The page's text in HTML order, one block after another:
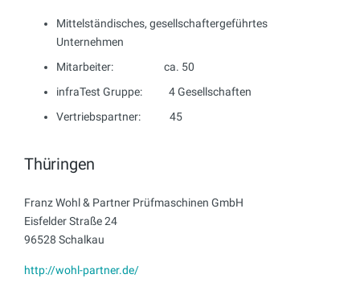
Mittelständisches, gesellschafter­geführtes
Unternehmen
Mitarbeiter: ca. 50
infraTest Gruppe: 4 Gesellschaften
Vertriebspartner: 45
Thüringen
Franz Wohl & Partner Prüfmaschinen GmbH
Eisfelder Straße 24
96528 Schalkau
http://wohl-partner.de/